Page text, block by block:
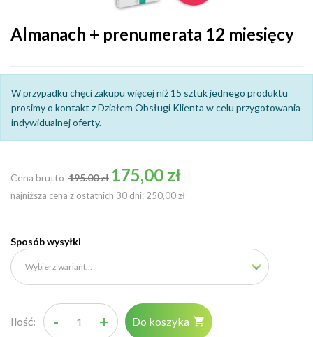
Almanach + prenumerata 12 miesięcy
W przypadku chęci zakupu więcej niż 15 sztuk jednego produktu
prosimy o kontakt z Działem Obsługi Klienta w celu przygotowania
indywidualnej oferty.
Cena brutto
Cena podstawowa
195.00 zł 175,00 zł
najniższa cena z ostatnich 30 dni: 250,00 zł
Sposób wysyłki
Ilość: - + Do koszyka 